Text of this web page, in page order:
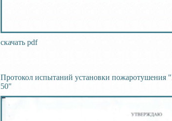
скачать pdf
Протокол испытаний установки пожаротушения
50"